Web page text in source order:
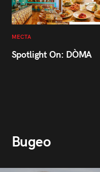
МЕСТА
Spotlight On: DÒMA
Видео